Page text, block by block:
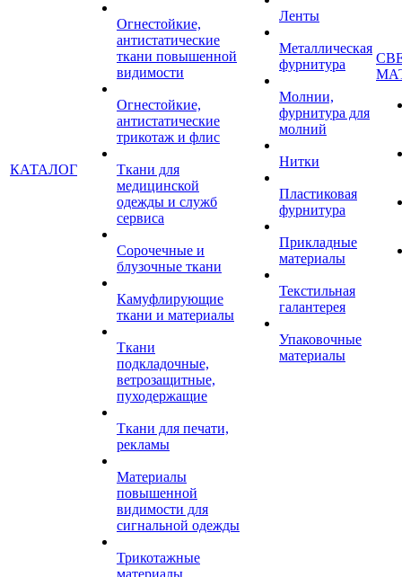
КАТАЛОГ
Огнестойкие,
антистатические
ткани повышенной
видимости
Огнестойкие,
антистатические
трикотаж и флис
Ткани для
медицинской
одежды и служб
сервиса
Сорочечные и
блузочные ткани
Камуфлирующие
ткани и материалы
Ткани
подкладочные,
ветрозащитные,
пуходержащие
Ткани для печати,
рекламы
Материалы
повышенной
видимости для
сигнальной одежды
Трикотажные
материалы
Ленты
Металлическая
фурнитура
Молнии,
фурнитура для
молний
Нитки
Пластиковая
фурнитура
Прикладные
материалы
Текстильная
галантерея
Упаковочные
материалы